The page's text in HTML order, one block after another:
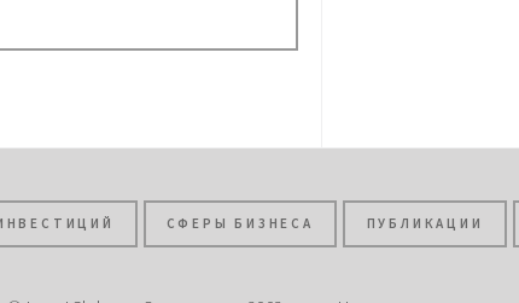
СФЕРЫ БИЗНЕСА ПУБЛИКАЦИИ